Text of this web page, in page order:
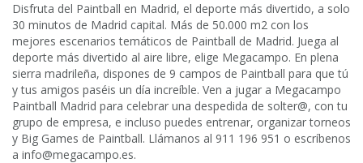
Disfruta del Paintball en Madrid, el deporte más divertido, a solo
30 minutos de Madrid capital. Más de 50.000 m2 con los
mejores escenarios temáticos de Paintball de Madrid. Juega al
deporte más divertido al aire libre, elige Megacampo. En plena
sierra madrileña, dispones de 9 campos de Paintball para que tú
y tus amigos paséis un día increíble. Ven a jugar a Megacampo
Paintball Madrid para celebrar una despedida de solter@, con tu
grupo de empresa, e incluso puedes entrenar, organizar torneos
y Big Games de Paintball. Llámanos al 911 196 951 o escríbenos
a info@megacampo.es.